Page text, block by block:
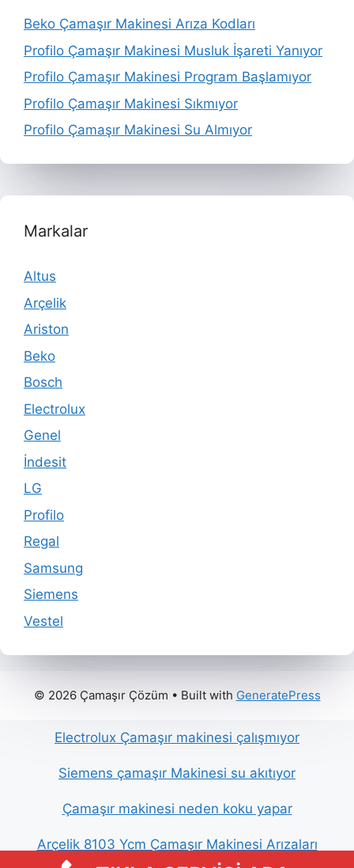
Beko Çamaşır Makinesi Arıza Kodları
Profilo Çamaşır Makinesi Musluk İşareti Yanıyor
Profilo Çamaşır Makinesi Program Başlamıyor
Profilo Çamaşır Makinesi Sıkmıyor
Profilo Çamaşır Makinesi Su Almıyor
Markalar
Altus
Arçelik
Ariston
Beko
Bosch
Electrolux
Genel
İndesit
LG
Profilo
Regal
Samsung
Siemens
Vestel
© 2026 Çamaşır Çözüm • Built with GeneratePress
Electrolux Çamaşır makinesi çalışmıyor
Siemens çamaşır Makinesi su akıtıyor
Çamaşır makinesi neden koku yapar
Arçelik 8103 Ycm Çamaşır Makinesi Arızaları